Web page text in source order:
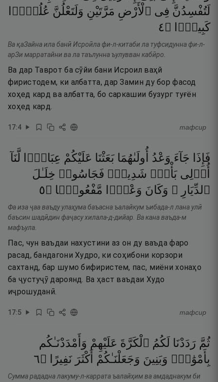
لَتُفْسِدُنَّ فِى ٱلْأَرْضِ مَرَّتَيْنِ وَلَتَعْلُنَّ عُلُوًّۭا
كَبِيرًۭا
۝٤
Ва қаЗайна ила банӣ Исроӣла фи-л-китаби ла туфсидунна фи-л-
арЗи марратайни ва ла таълунна ъулувван кабӣро.
Ва дар Таврот ба сӯйи бани Исроил ваҳй
фиристодем, ки албатта, дар Замин ду бор фасод
хоҳед кард ва албатта, бо саркашии бузург туғён
хоҳед кард.
17:4 тафсир
فَإِذَا جَآءَ وَعْدُ أُولَىٰهُمَا بَعَثْنَا عَلَيْكُمْ عِبَادًۭا
لَّنَآ
أُو۟لِى بَأْسٍۢ شَدِيدٍۢ فَجَاسُوا۟ خِلَـٰلَ
ٱلدِّيَارِ ۚ وَكَانَ وَعْدًۭا مَّفْعُولًۭا ۝٥
Фа иза ҷаа ваъду улаҳума баъасна ъалайкум ъибада-л лана улӣ
баъсин шадӣдин фаҷасу хилала-д-дийар. Ва кана ваъда-м
мафъула.
Пас, чун ваъдаи нахустини аз он ду ваъда фаро
расад, бандагони Худро, ки соҳибони корзори
сахтанд, бар шумо бифиристем, пас, миёни хонаҳо
ба ҷустуҷӯ дароянд. Ва ҳаст ваъдаи Худо
иҷрошуданӣ.
17:5 тафсир
ثُمَّ رَدَدْنَا لَكُمُ ٱلْكَرَّةَ عَلَيْهِمْ وَأَمْدَدْنَـٰكُم
بِأَمْوَٰلٍۢ وَبَنِينَ وَجَعَلْنَـٰكُمْ أَكْثَرَ نَفِيرًا ۝٦
Сумма рададна лакуму-л-каррата ъалайҳим ва амдаднакум би